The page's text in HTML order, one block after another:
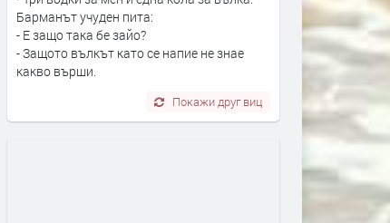
Барманът учуден пита:
- Е защо така бе зайо?
- Защото вълкът като се напие не знае
какво върши.
Покажи друг виц